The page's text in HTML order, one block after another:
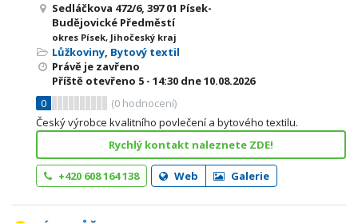
Sedláčkova 472/6, 397 01 Písek-
Budějovické Předměstí
okres Písek, Jihočeský kraj
Lůžkoviny, Bytový textil
Právě je zavřeno
Příště otevřeno 5 - 14:30 dne 10.08.2026
0
(0 hodnocení)
Český výrobce kvalitního povlečení a bytového textilu.
Rychlý kontakt naleznete ZDE!
+420 608 164 138 Web Galerie